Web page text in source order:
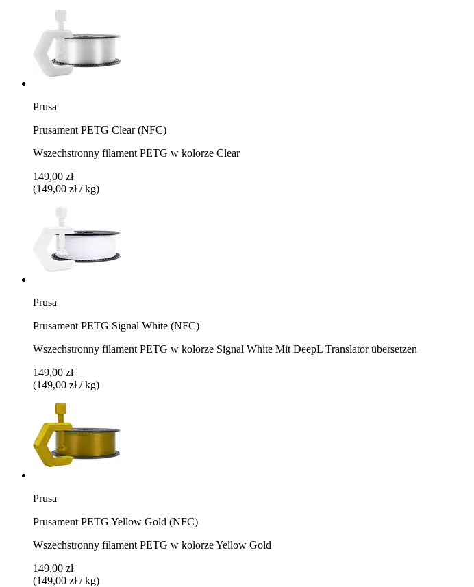
Prusa
Prusament PETG Clear (NFC)
Wszechstronny filament PETG w kolorze Clear
149,00 zł
(149,00 zł / kg)
Prusa
Prusament PETG Signal White (NFC)
Wszechstronny filament PETG w kolorze Signal White Mit DeepL Translator übersetzen
149,00 zł
(149,00 zł / kg)
Prusa
Prusament PETG Yellow Gold (NFC)
Wszechstronny filament PETG w kolorze Yellow Gold
149,00 zł
(149,00 zł / kg)